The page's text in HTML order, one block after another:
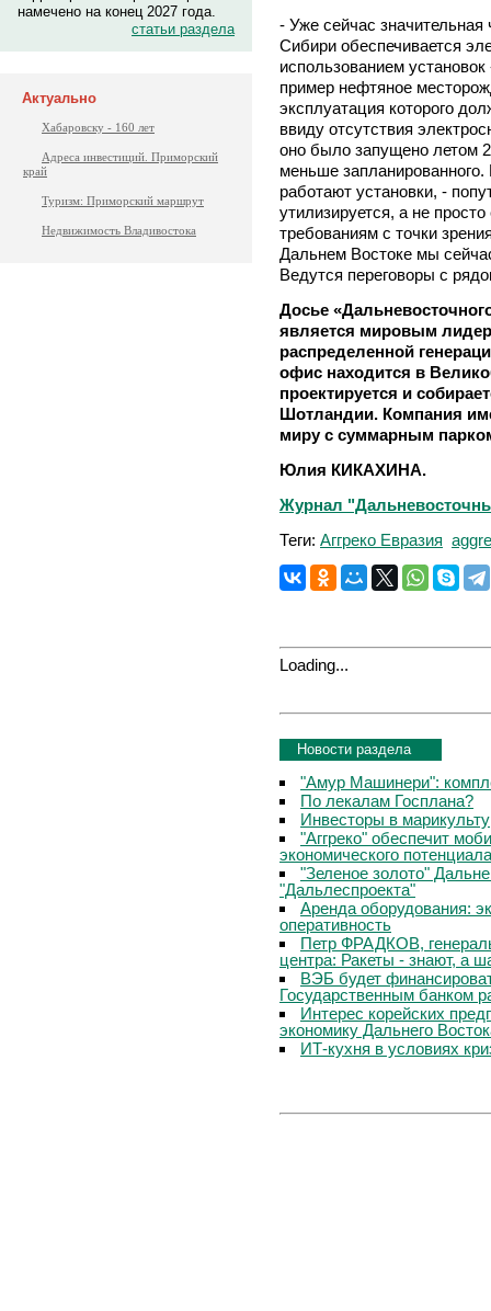
намечено на конец 2027 года.
статьи раздела
Актуально
Хабаровску - 160 лет
Адреса инвестиций. Приморский
край
Туризм: Приморский маршрут
Недвижимость Владивостока
- Уже сейчас
Сибири обеспечивается
использованием
пример нефтяное
эксплуатация которого
ввиду отсутствия
оно было запущено летом
меньше запланированного.
работают установки, -
утилизируется, а не просто
требованиям с точки
Дальнем Востоке мы
Ведутся переговоры с
Досье
является мировым
распределенной
офис находится в
проектируется и
Шотландии. Компания
миру с суммарным
Юлия КИКАХИНА.
Журнал
Теги: Аггреко Евразия
Loading...
Новости раздела
"Амур Машинери":
По лекалам Госплана?
Инвесторы в
"Аггреко" обеспечит
экономического
"Зеленое золото"
"Дальлеспроекта"
Аренда оборудования:
оперативность
Петр ФРАДКОВ,
центра: Ракеты - знают, а
ВЭБ будет
Государственным банком
Интерес корейских
экономику Дальнего
ИТ-кухня в условиях